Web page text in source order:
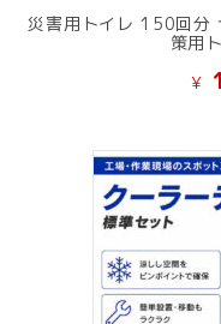
災害用トイレ 150回分
策用
¥